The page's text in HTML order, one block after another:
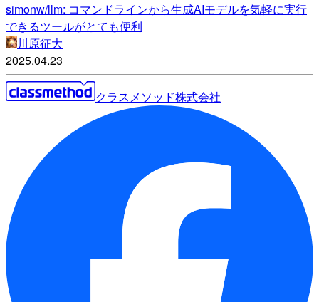
simonw/llm: コマンドラインから生成AIモデルを気軽に実行
できるツールがとても便利
川原征大
2025.04.23
クラスメソッド株式会社